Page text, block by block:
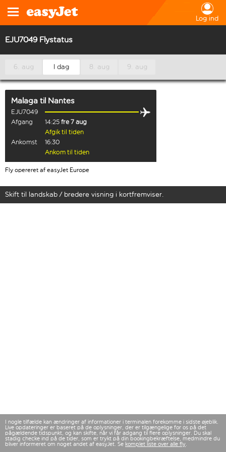
Log ind
EJU7049 Flystatus
6. aug I dag 8. aug 9. aug
Malaga til Nantes
EJU7049
Afgang
14:25 fre 7 aug
Afgik til tiden
Ankomst
16:30
Ankom til tiden
Fly opereret af easyJet Europe
Skift til landskab / bredere visning i kortfremviser.
I nogle tilfælde kan ændringer af informationer i terminalen forekomme i sidste øjeblik.
Live opdateringer er baseret på de oplysninger, der er tilgængelige for os på det
pågældende tidspunkt, og kan skifte, når vi får adgang til flere oplysninger. Du skal
stadig checke ind på de tider, som er trykt på din bookingbekræftelse, medmindre du
bliver informeret om noget andet af easyJet. Se komplet liste over alle fly.